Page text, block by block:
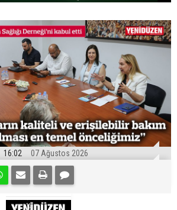
16:02 07 Ağustos 2026